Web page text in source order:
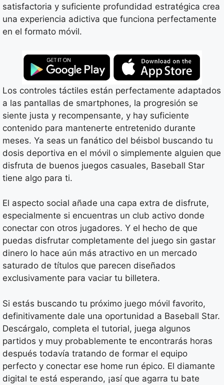
satisfactoria y suficiente profundidad estratégica crea
una experiencia adictiva que funciona perfectamente
en el formato móvil.
Los controles táctiles están perfectamente adaptados
a las pantallas de smartphones, la progresión se
siente justa y recompensante, y hay suficiente
contenido para mantenerte entretenido durante
meses. Ya seas un fanático del béisbol buscando tu
dosis deportiva en el móvil o simplemente alguien que
disfruta de buenos juegos casuales, Baseball Star
tiene algo para ti.
El aspecto social añade una capa extra de disfrute,
especialmente si encuentras un club activo donde
conectar con otros jugadores. Y el hecho de que
puedas disfrutar completamente del juego sin gastar
dinero lo hace aún más atractivo en un mercado
saturado de títulos que parecen diseñados
exclusivamente para vaciar tu billetera.
Si estás buscando tu próximo juego móvil favorito,
definitivamente dale una oportunidad a Baseball Star.
Descárgalo, completa el tutorial, juega algunos
partidos y muy probablemente te encontrarás horas
después todavía tratando de formar el equipo
perfecto y conectar ese home run épico. El diamante
digital te está esperando, ¡así que agarra tu bate